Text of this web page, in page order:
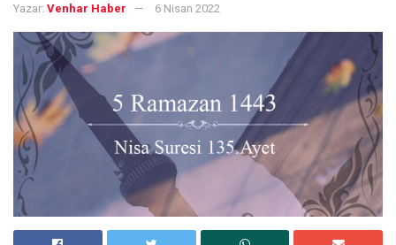
Yazar: Venhar Haber 6 Nisan 2022